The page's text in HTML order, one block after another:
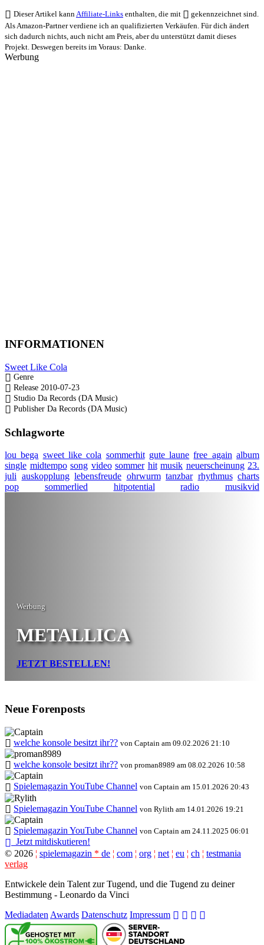
Dieser Artikel kannAffiliate-Links enthalten, die mit
gekennzeichnet sind.
Als Amazon-Partner verdiene ich an qualifizierten Verkäufen. Für dich ändert
sich dadurch nichts, auch nicht am Preis, aber du unterstützt damit dieses
Projekt. Deswegen bereits im Voraus: Danke.
Werbung
INFORMATIONEN
Sweet Like Cola
Genre
Release 2010-07-23
Studio Da Records (DA Music)
Publisher Da Records (DA Music)
Schlagworte
lou bega sweet like cola sommerhit gute laune free again album
single midtempo song video sommer hit musik neuerscheinung 23.
juli auskopplung lebensfreude ohrwurm tanzbar rhythmus charts
pop
sommerlied hitpotential radio musikvid
Werbung
METALLICA
JETZT BESTELLEN!
Neue Forenposts
welche konsole besitzt ihr?? von Captain am 09.02.2026 21:10
welche konsole besitzt ihr?? von proman8989 am 08.02.2026 10:58
Spielemagazin YouTube Channel von Captain am 15.01.2026 20:43
Spielemagazin YouTube Channel von Rylith am 14.01.2026 19:21
Spielemagazin YouTube Channel von Captain am 24.11.2025 06:01
Jetzt mitdiskutieren!
© 2026 ¦ spielemagazin * de ¦ com ¦ org ¦ net ¦ eu ¦ ch ¦ testmania
verlag
Entwickele dein Talent zur Tugend, und die Tugend zu deiner
Bestimmung - Leonardo da Vinci
Mediadaten Awards Datenschutz Impressum